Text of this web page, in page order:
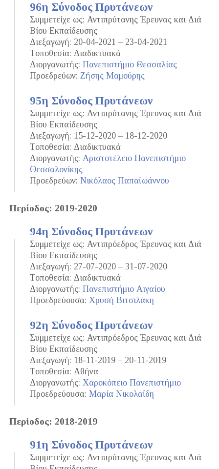
96η Σύνοδος Πρυτάνεων
Συμμετείχε ως: Αντιπρύτανης Έρευνας και Διά
Βίου Εκπαίδευσης
Διεξαγωγή: 20-04-2021 – 23-04-2021
Τοποθεσία: Διαδικτυακά
Διοργανωτής: Πανεπιστήμιο Θεσσαλίας
Προεδρεύων: Ζήσης Μαμούρης
95η Σύνοδος Πρυτάνεων
Συμμετείχε ως: Αντιπρύτανης Έρευνας και Διά
Βίου Εκπαίδευσης
Διεξαγωγή: 15-12-2020 – 18-12-2020
Τοποθεσία: Διαδικτυακά
Διοργανωτής: Αριστοτέλειο Πανεπιστήμιο
Θεσσαλονίκης
Προεδρεύων: Νικόλαος Παπαϊωάννου
Περίοδος: 2019-2020
94η Σύνοδος Πρυτάνεων
Συμμετείχε ως: Αντιπρόεδρος Έρευνας και Διά
Βίου Εκπαίδευσης
Διεξαγωγή: 27-07-2020 – 31-07-2020
Τοποθεσία: Διαδικτυακά
Διοργανωτής: Πανεπιστήμιο Αιγαίου
Προεδρεύουσα: Χρυσή Βιτσιλάκη
92η Σύνοδος Πρυτάνεων
Συμμετείχε ως: Αντιπρόεδρος Έρευνας και Διά
Βίου Εκπαίδευσης
Διεξαγωγή: 18-11-2019 – 20-11-2019
Τοποθεσία: Αθήνα
Διοργανωτής: Χαροκόπειο Πανεπιστήμιο
Προεδρεύουσα: Μαρία Νικολαΐδη
Περίοδος: 2018-2019
91η Σύνοδος Πρυτάνεων
Συμμετείχε ως: Αντιπρύτανης Έρευνας και Διά